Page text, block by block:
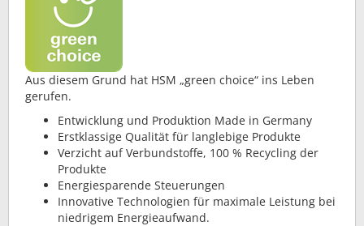
Aus diesem Grund hat HSM „green choice“ ins Leben
gerufen.
Entwicklung und Produktion Made in Germany
Erstklassige Qualität für langlebige Produkte
Verzicht auf Verbundstoffe, 100 % Recycling der
Produkte
Energiesparende Steuerungen
Innovative Technologien für maximale Leistung bei
niedrigem Energieaufwand.